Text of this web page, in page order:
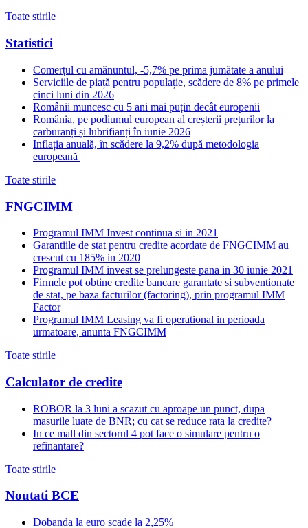
Toate stirile
Statistici
Comerțul cu amănuntul, -5,7% pe prima jumătate a anului
Serviciile de piață pentru populație, scădere de 8% pe primele
cinci luni din 2026
Românii muncesc cu 5 ani mai puțin decât europenii
România, pe podiumul european al creșterii prețurilor la
carburanți și lubrifianți în iunie 2026
Inflația anuală, în scădere la 9,2% după metodologia
europeană
Toate stirile
FNGCIMM
Programul IMM Invest continua si in 2021
Garantiile de stat pentru credite acordate de FNGCIMM au
crescut cu 185% in 2020
Programul IMM invest se prelungeste pana in 30 iunie 2021
Firmele pot obtine credite bancare garantate si subventionate
de stat, pe baza facturilor (factoring), prin programul IMM
Factor
Programul IMM Leasing va fi operational in perioada
urmatoare, anunta FNGCIMM
Toate stirile
Calculator de credite
ROBOR la 3 luni a scazut cu aproape un punct, dupa
masurile luate de BNR; cu cat se reduce rata la credite?
In ce mall din sectorul 4 pot face o simulare pentru o
refinantare?
Toate stirile
Noutati BCE
Dobanda la euro scade la 2,25%